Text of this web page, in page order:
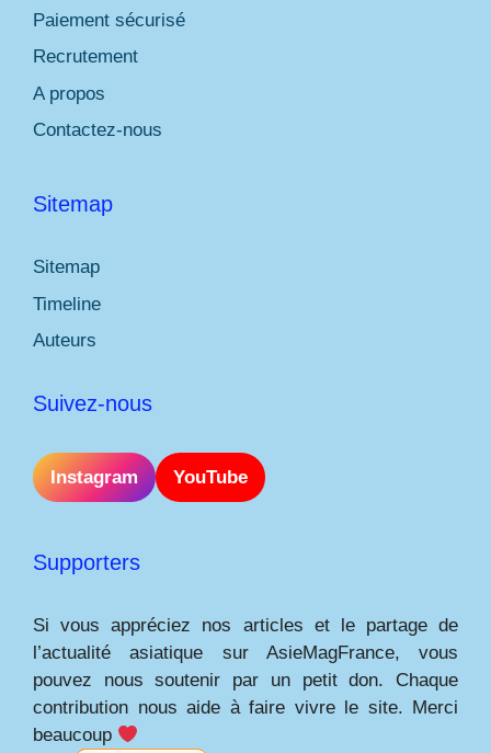
Paiement sécurisé
Recrutement
A propos
Contactez-nous
Sitemap
Sitemap
Timeline
Auteurs
Suivez-nous
Instagram YouTube
Supporters
Si vous appréciez nos articles et le partage de
l’actualité asiatique sur AsieMagFrance, vous
pouvez nous soutenir par un petit don. Chaque
contribution nous aide à faire vivre le site. Merci
beaucoup